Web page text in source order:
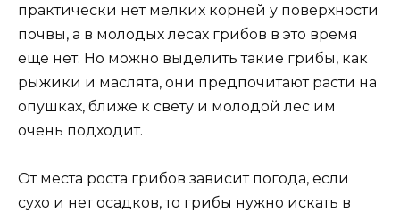
практически нет мелких корней у поверхности
почвы, а в молодых лесах грибов в это время
ещё нет. Но можно выделить такие грибы, как
рыжики и маслята, они предпочитают расти на
опушках, ближе к свету и молодой лес им
очень подходит.
От места роста грибов зависит погода, если
сухо и нет осадков, то грибы нужно искать в